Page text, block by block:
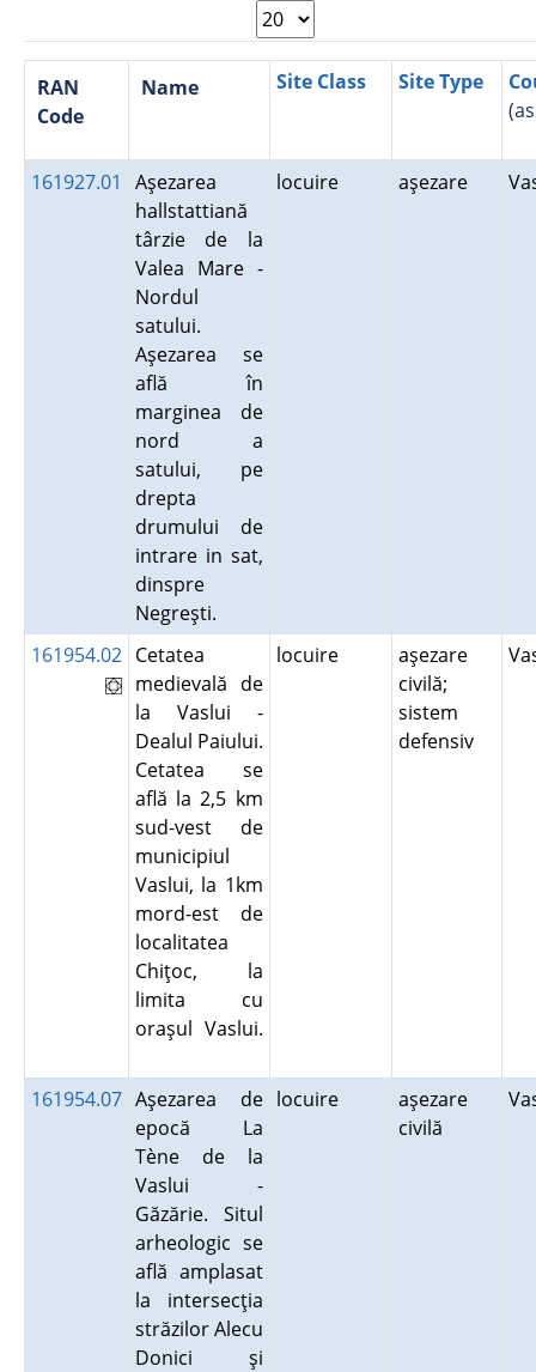
RAN
Code
Name Site Class Site Type
161927.01
Aşezarea
hallstattiană
târzie de la
Valea Mare -
Nordul
satului.
Aşezarea se
află în
marginea de
nord a
satului, pe
drepta
drumului de
intrare in sat,
dinspre
Negreşti.
locuire aşezare
161954.02 Cetatea
medievală de
la Vaslui -
Dealul Paiului.
Cetatea se
află la 2,5 km
sud-vest de
municipiul
Vaslui, la 1km
mord-est de
localitatea
Chiţoc, la
limita cu
oraşul Vaslui.
locuire
aşezare
civilă;
sistem
defensiv
161954.07 Aşezarea de
epocă La
Tène de la
Vaslui -
Găzărie. Situl
arheologic se
află amplasat
la intersecţia
străzilor Alecu
Donici şi
locuire
aşezare
civilă